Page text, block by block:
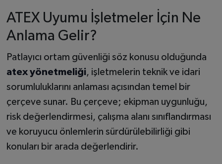
ATEX Uyumu İşletmeler İçin Ne
Anlama Gelir?
Patlayıcı ortam güvenliği söz konusu olduğunda
atex yönetmeliği, işletmelerin teknik ve idari
sorumluluklarını anlaması açısından temel bir
çerçeve sunar. Bu çerçeve; ekipman uygunluğu,
risk değerlendirmesi, çalışma alanı sınıflandırması
ve koruyucu önlemlerin sürdürülebilirliği gibi
konuları bir arada değerlendirir.